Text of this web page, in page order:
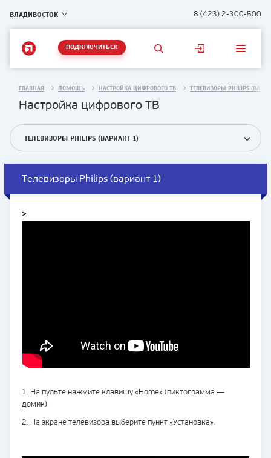
ВЛАДИВОСТОК 8 (423) 2-300-500
ПОДКЛЮЧИТЬСЯ
ГЛАВНАЯ ПОМОЩЬ НАСТРОЙКА ЦИФРОВОГО ТВ ТЕЛЕВИЗОРЫ PHILIPS
Настройка цифрового ТВ
ТЕЛЕВИЗОРЫ PHILIPS (ВАРИАНТ 1)
Телевизоры Philips (вариант 1)
>
1. На пульте нажмите клавишу «Home» (пиктограмма —
домик).
2. На экране телевизора выберите пункт «Установка».